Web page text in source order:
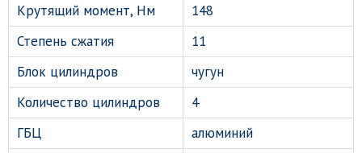
Крутящий момент, Нм
148
Степень сжатия
11
Блок цилиндров
чугун
Количество цилиндров
4
ГБЦ
алюминий